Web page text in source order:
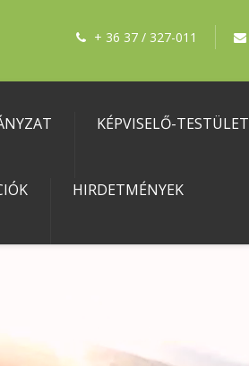
+ 36 37 / 327-011
KÉPVISELŐ-TESTÜLET
HIRDETMÉNYEK